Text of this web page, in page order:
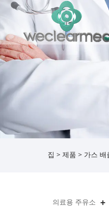
집 > 제품 > 가스 배
의료용 주유소